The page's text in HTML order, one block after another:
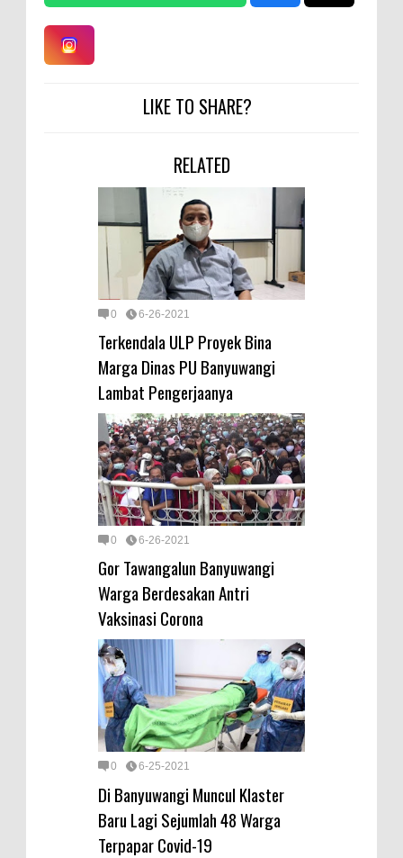
LIKE TO SHARE?
RELATED
0 6-26-2021
Terkendala ULP Proyek Bina
Marga Dinas PU Banyuwangi
Lambat Pengerjaanya
0 6-26-2021
Gor Tawangalun Banyuwangi
Warga Berdesakan Antri
Vaksinasi Corona
0 6-25-2021
Di Banyuwangi Muncul Klaster
Baru Lagi Sejumlah 48 Warga
Terpapar Covid-19